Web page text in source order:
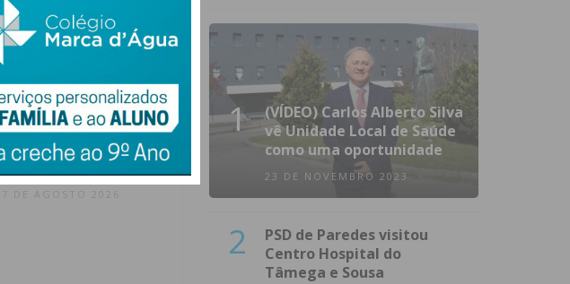
FC Penafiel SAD cria
equipa Sub-23 que
vai ser liderada por
Pedro Barroso
7 DE AGOSTO 2026
1
(VÍDEO) Carlos Alberto Silva
vê Unidade Local de Saúde
como uma oportunidade
23 DE NOVEMBRO 2023
2
PSD de Paredes visitou
Centro Hospital do
Tâmega e Sousa